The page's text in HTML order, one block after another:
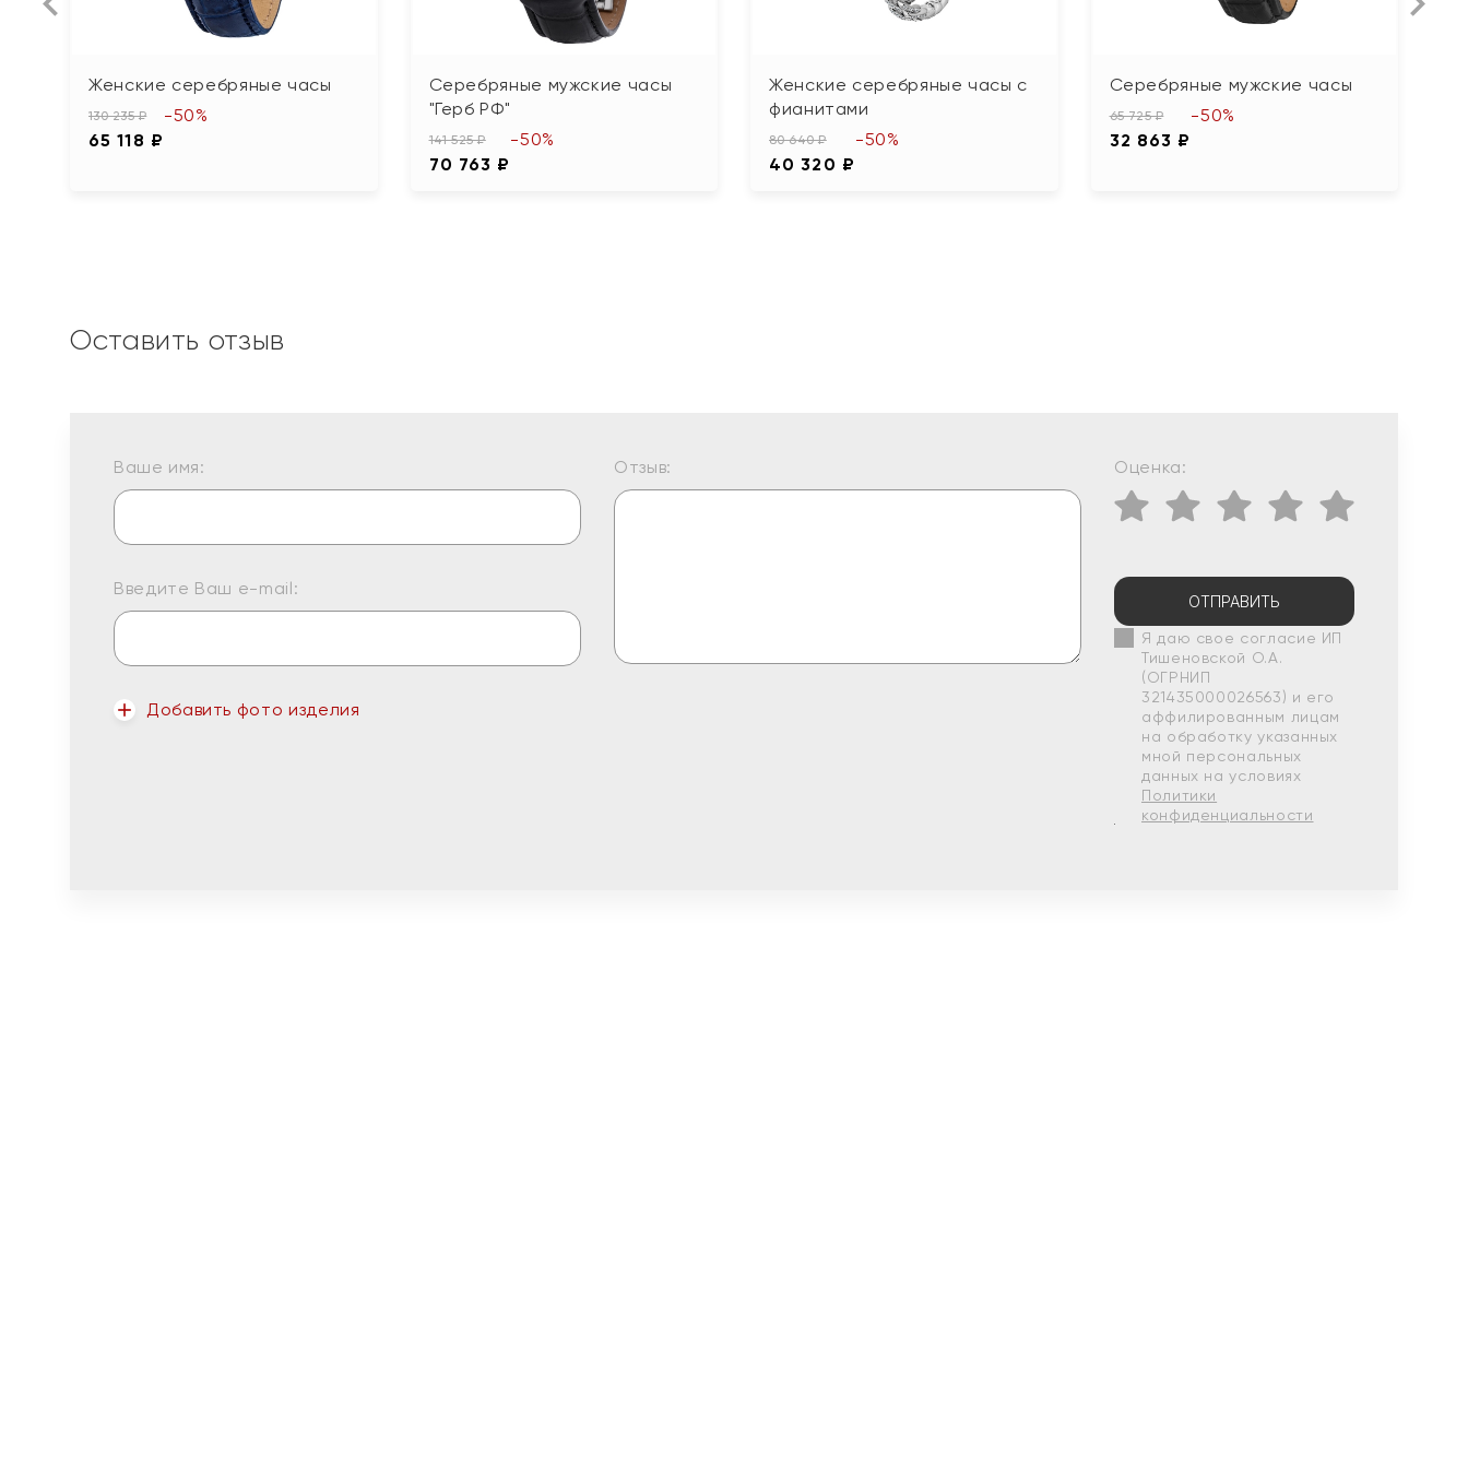
Женские серебряные часы
130 235 ₽
65 118 ₽
-50%
Серебряные мужские часы
"Герб РФ"
141 525 ₽
70 763 ₽
-50%
Женские серебряные часы с
фианитами
80 640 ₽
40 320 ₽
-50%
Серебряные мужские часы
65 725 ₽
32 863 ₽
-50%
Оставить отзыв
Ваше имя:
Введите Ваш e-mail:
Добавить фото изделия
Отзыв: Оценка:
ОТПРАВИТЬ
Я даю свое согласие ИП
Тишеновской О.А.
(ОГРНИП
321435000026563) и его
аффилированным лицам
на обработку указанных
мной персональных
данных на условиях
Политики
конфиденциальности